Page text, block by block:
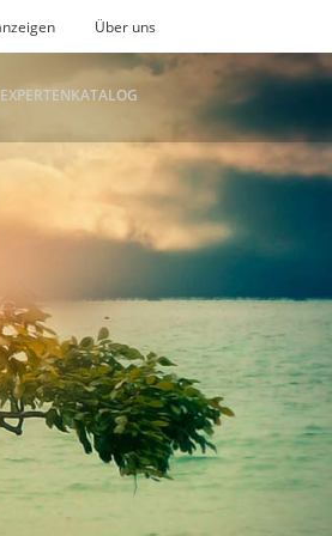
Über uns
EXPERTENKATALOG